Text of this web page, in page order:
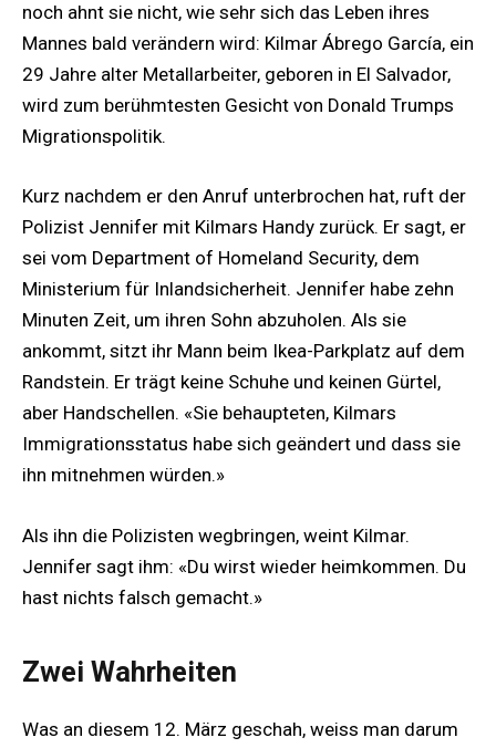
noch ahnt sie nicht, wie sehr sich das Leben ihres
Mannes bald verändern wird: Kilmar Ábrego García, ein
29 Jahre alter Metallarbeiter, geboren in El Salvador,
wird zum berühmtesten Gesicht von Donald Trumps
Migrationspolitik.
Kurz nachdem er den Anruf unterbrochen hat, ruft der
Polizist Jennifer mit Kilmars Handy zurück. Er sagt, er
sei vom Department of Homeland Security, dem
Ministerium für Inlandsicherheit. Jennifer habe zehn
Minuten Zeit, um ihren Sohn abzuholen. Als sie
ankommt, sitzt ihr Mann beim Ikea-Parkplatz auf dem
Randstein. Er trägt keine Schuhe und keinen Gürtel,
aber Handschellen. «Sie behaupteten, Kilmars
Immigrationsstatus habe sich geändert und dass sie
ihn mitnehmen würden.»
Als ihn die Polizisten wegbringen, weint Kilmar.
Jennifer sagt ihm: «Du wirst wieder heimkommen. Du
hast nichts falsch gemacht.»
Zwei Wahrheiten
Was an diesem 12. März geschah, weiss man darum